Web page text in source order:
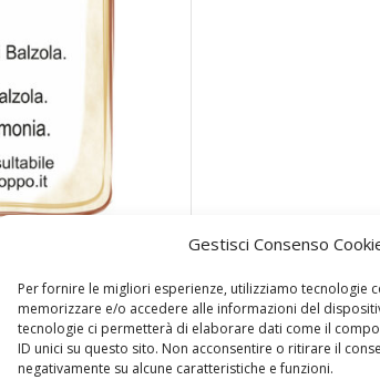
Gestisci Consenso
Per fornire le migliori esperienze, utilizziamo tecnologie
memorizzare e/o accedere alle informazioni del
tecnologie ci permetterà di elaborare dati come il
ID unici su questo sito. Non acconsentire o ritirare il
negativamente su alcune caratteristiche e funzioni.